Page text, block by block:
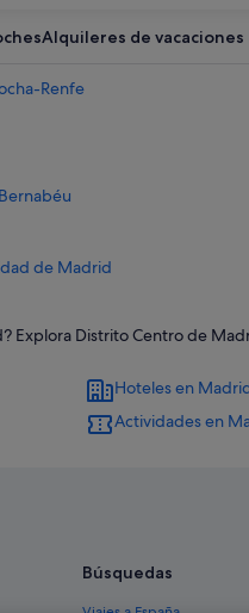
Alquileres de vacaciones
Renfe
de Madrid
Explora Distrito Centro de
Hoteles en
Actividades en
Búsquedas